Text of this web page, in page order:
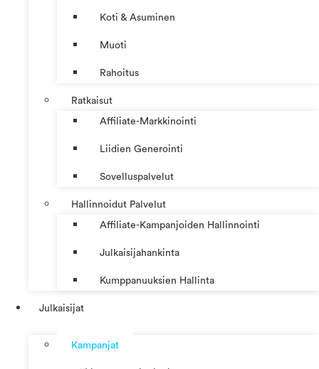
Koti & Asuminen
Muoti
Rahoitus
Ratkaisut
Affiliate-Markkinointi
Liidien Generointi
Sovelluspalvelut
Hallinnoidut Palvelut
Affiliate-Kampanjoiden Hallinnointi
Julkaisijahankinta
Kumppanuuksien Hallinta
Julkaisijat
Kampanjat